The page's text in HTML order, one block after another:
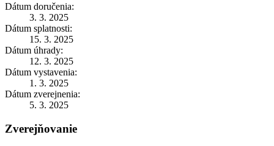
Dátum doručenia:
3. 3. 2025
Dátum splatnosti:
15. 3. 2025
Dátum úhrady:
12. 3. 2025
Dátum vystavenia:
1. 3. 2025
Dátum zverejnenia:
5. 3. 2025
Zverejňovanie